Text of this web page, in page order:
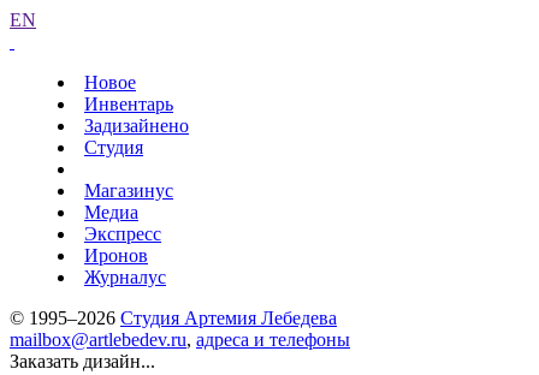
EN
Новое
Инвентарь
Задизайнено
Студия
Магазинус
Медиа
Экспресс
Иронов
Журналус
© 1995–2026 Студия Артемия Лебедева
mailbox@artlebedev.ru, адреса и телефоны
Заказать дизайн...